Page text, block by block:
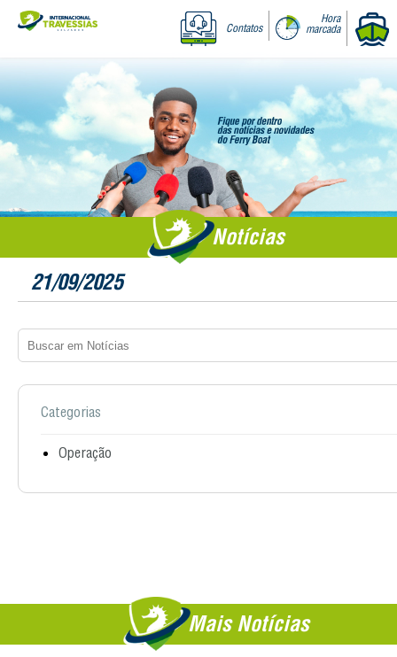
Contatos
Hora
marcada
Notícias
21/09/2025
Categorias
Operação
Mais Notícias